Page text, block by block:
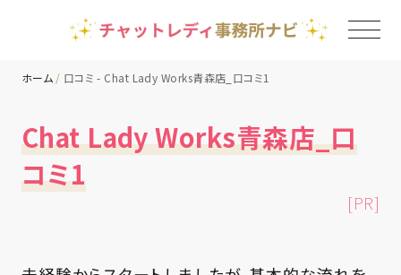
チャットレディ事務所一覧
ホーム 口コミ - Chat Lady Works青森店_口コミ1
Chat Lady Works青森店_口
コミ1
[PR]